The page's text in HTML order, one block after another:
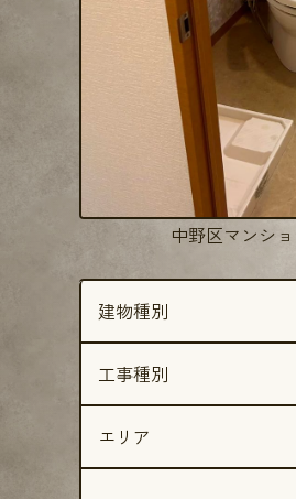
中野区マンシ
建物種別
工事種別
エリア